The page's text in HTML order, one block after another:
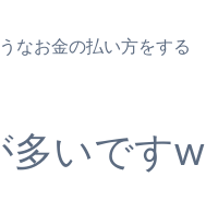
なお金の払い方をする
多いですw